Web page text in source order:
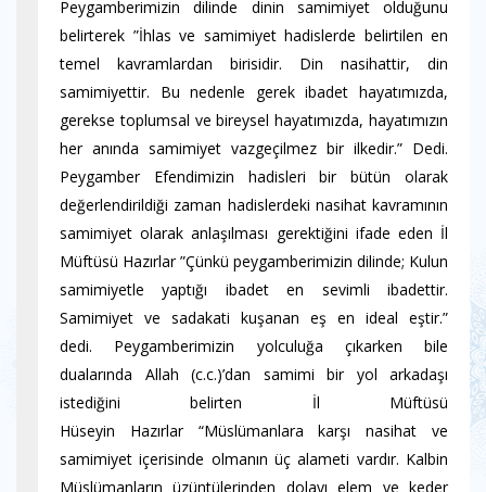
Peygamberimizin dilinde dinin samimiyet olduğunu
belirterek ”İhlas ve samimiyet hadislerde belirtilen en
temel kavramlardan birisidir. Din nasihattir, din
samimiyettir. Bu nedenle gerek ibadet hayatımızda,
gerekse toplumsal ve bireysel hayatımızda, hayatımızın
her anında samimiyet vazgeçilmez bir ilkedir.” Dedi.
Peygamber Efendimizin hadisleri bir bütün olarak
değerlendirildiği zaman hadislerdeki nasihat kavramının
samimiyet olarak anlaşılması gerektiğini ifade eden İl
Müftüsü Hazırlar ”Çünkü peygamberimizin dilinde; Kulun
samimiyetle yaptığı ibadet en sevimli ibadettir.
Samimiyet ve sadakati kuşanan eş en ideal eştir.”
dedi. Peygamberimizin yolculuğa çıkarken bile
dualarında Allah (c.c.)’dan samimi bir yol arkadaşı
istediğini belirten İl Müftüsü
Hüseyin Hazırlar “Müslümanlara karşı nasihat ve
samimiyet içerisinde olmanın üç alameti vardır. Kalbin
Müslümanların üzüntülerinden dolayı elem ve keder